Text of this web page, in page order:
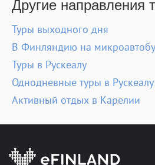
Другие направления
Туры выходного дня
В Финляндию на
Туры в Рускеалу
Однодневные туры в Рускеалу
Активный отдых в Карелии